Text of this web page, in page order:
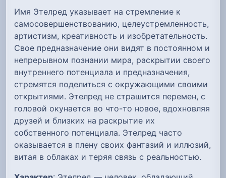
Имя Этелред указывает на стремление к
самосовершенствованию, целеустремленность,
артистизм, креативность и изобретательность.
Свое предназначение они видят в постоянном и
непрерывном познании мира, раскрытии своего
внутреннего потенциала и предназначения,
стремятся поделиться с окружающими своими
открытиями. Этелред не страшится перемен, с
головой окунается во что-то новое, вдохновляя
друзей и близких на раскрытие их
собственного потенциала. Этелред часто
оказывается в плену своих фантазий и иллюзий,
витая в облаках и теряя связь с реальностью.